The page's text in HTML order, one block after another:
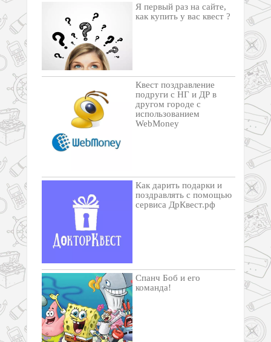
Я первый раз на сайте,
как купить у вас квест ?
Квест поздравление
подруги с НГ и ДР в
другом городе с
использованием
WebMoney
Как дарить подарки и
поздравлять с помощью
сервиса ДрКвест.рф
Спанч Боб и его
команда!